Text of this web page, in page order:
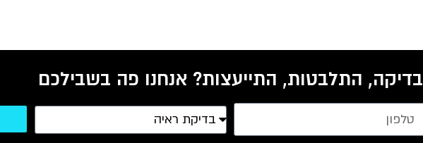
בדיקה, התלבטות, התייעצות? אנחנו פה בשבילכם